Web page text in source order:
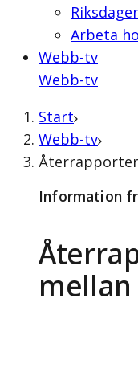
Arbeta
Webb-tv
Webb-tv
Start
Webb-tv
Information